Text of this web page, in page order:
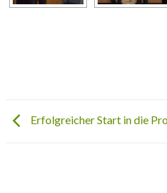
Erfolgreicher Start in die